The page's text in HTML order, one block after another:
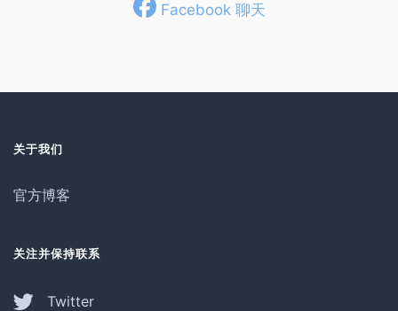
Facebook 聊天
关于我们
官方博客
关注并保持联系
Twitter